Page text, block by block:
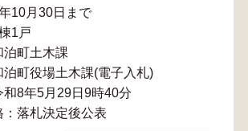
10月30日まで
1戸
泊町土木課
泊町役場土木課(電子入札)
和8年5月29日9時40分
落札決定後公表